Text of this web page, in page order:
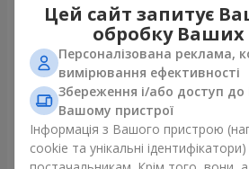
Квіти в коробці "15 рожевих
троянд"
2 469 грн
Замовити
Цей сайт запитує
обробку
Персоналізована реклама,
вимірювання ефективності
Збереження і/або доступ до
Вашому пристрої
Інформація з Вашого пристрою
cookie та унікальні